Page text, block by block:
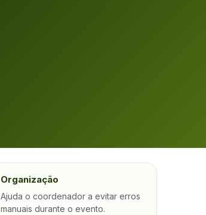
Organização
Ajuda o coordenador a evitar erros
manuais durante o evento.